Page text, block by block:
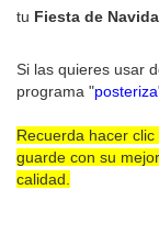
tu Fiesta de
Si las quieres usar
programa "posteriza
Recuerda hacer
guarde con su mejor
calidad.